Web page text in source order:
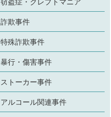
詐欺事件
特殊詐欺事件
暴行・傷害事件
ストーカー事件
アルコール関連事件